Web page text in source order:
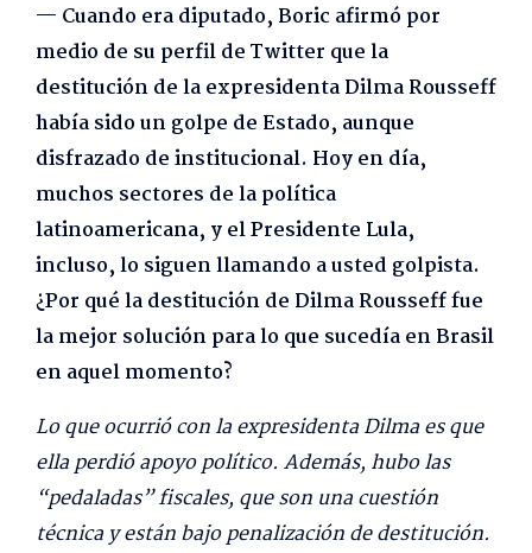
— Cuando era diputado, Boric afirmó por
medio de su perfil de Twitter que la
destitución de la expresidenta Dilma Rousseff
había sido un golpe de Estado, aunque
disfrazado de institucional. Hoy en día,
muchos sectores de la política
latinoamericana, y el Presidente Lula,
incluso, lo siguen llamando a usted golpista.
¿Por qué la destitución de Dilma Rousseff fue
la mejor solución para lo que sucedía en Brasil
en aquel momento?
Lo que ocurrió con la expresidenta Dilma es que
ella perdió apoyo político. Además, hubo las
“pedaladas” fiscales, que son una cuestión
técnica y están bajo penalización de destitución.